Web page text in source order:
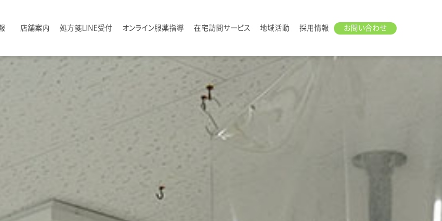
店舗案内 処方箋LINE受付 オンライン服薬指導 在宅訪問サービス 地域活動 採用情報 お問い合わせ